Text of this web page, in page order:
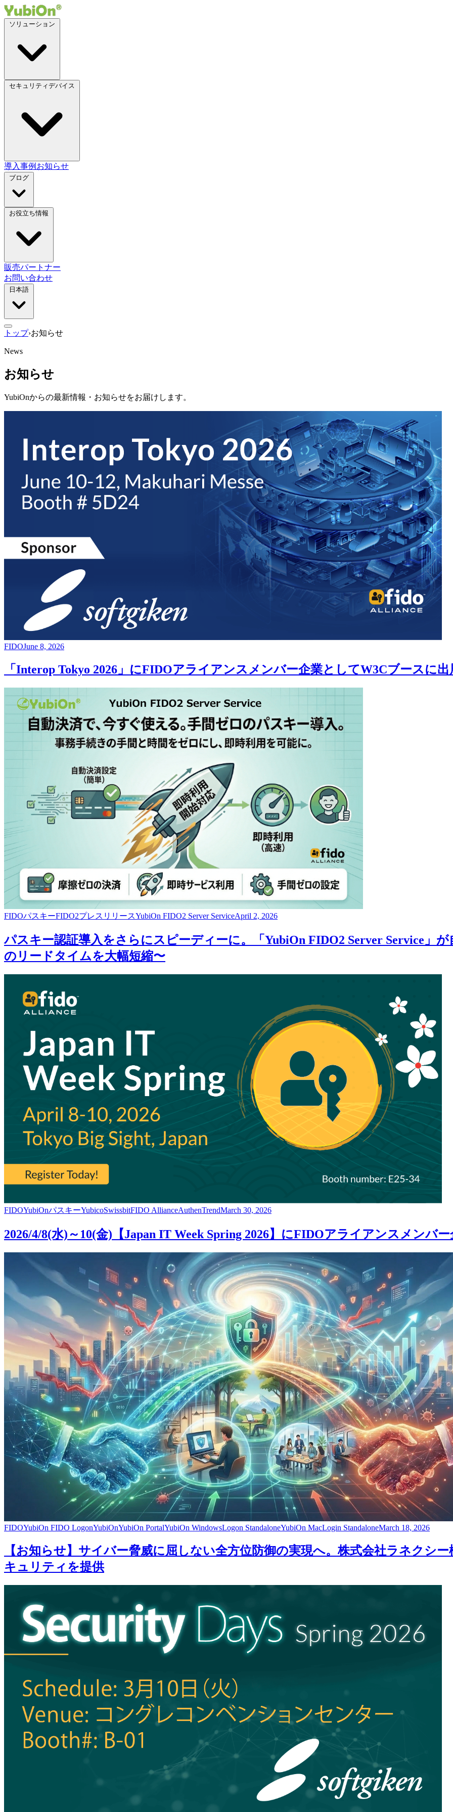
導入事例 お知らせ
販売パートナー
お問い合わせ
トップ›お知らせ
News
お知らせ
YubiOnからの最新情報・お知らせをお届けします。
FIDOJune 8, 2026
「Interop Tokyo 2026」にFIDOアライアンスメンバー企業としてW3Cブースに
FIDOパスキーFIDO2プレスリリースYubiOn FIDO2 Server ServiceApril 2, 2026
パスキー認証導入をさらにスピーディーに。「YubiOn FIDO2 Server Service」
のリードタイムを大幅短縮〜
FIDOYubiOnパスキーYubicoSwissbitFIDO AllianceAuthenTrendMarch 30, 2026
2026/4/8(水)～10(金)【Japan IT Week Spring 2026】にFIDOアライアンスメンバ
FIDOYubiOn FIDO LogonYubiOnYubiOn PortalYubiOn WindowsLogon StandaloneYubiOn MacLogin StandaloneMarch 18, 2026
【お知らせ】サイバー脅威に屈しない全方位防御の実現へ。株式会社ラネクシ
キュリティを提供